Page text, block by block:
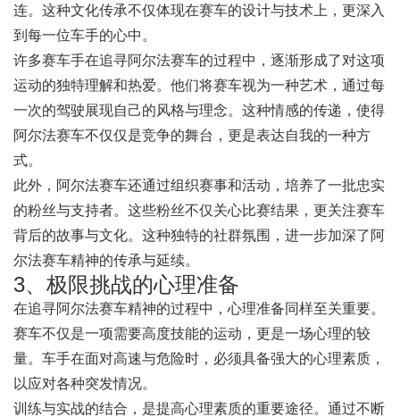
连。这种文化传承不仅体现在赛车的设计与技术上，更深入
到每一位车手的心中。
许多赛车手在追寻阿尔法赛车的过程中，逐渐形成了对这项
运动的独特理解和热爱。他们将赛车视为一种艺术，通过每
一次的驾驶展现自己的风格与理念。这种情感的传递，使得
阿尔法赛车不仅仅是竞争的舞台，更是表达自我的一种方
式。
此外，阿尔法赛车还通过组织赛事和活动，培养了一批忠实
的粉丝与支持者。这些粉丝不仅关心比赛结果，更关注赛车
背后的故事与文化。这种独特的社群氛围，进一步加深了阿
尔法赛车精神的传承与延续。
3、极限挑战的心理准备
在追寻阿尔法赛车精神的过程中，心理准备同样至关重要。
赛车不仅是一项需要高度技能的运动，更是一场心理的较
量。车手在面对高速与危险时，必须具备强大的心理素质，
以应对各种突发情况。
训练与实战的结合，是提高心理素质的重要途径。通过不断